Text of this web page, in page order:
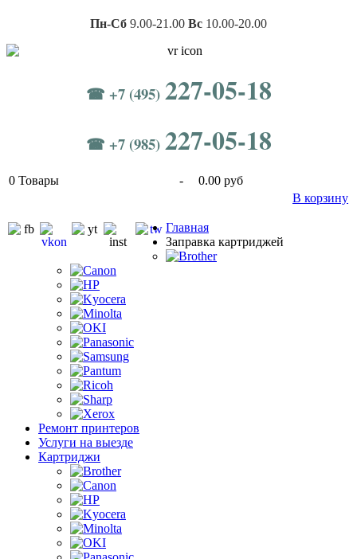
Пн-Сб 9.00-21.00 Вс 10.00-20.00
☎ +7 (495) 227-05-18
☎ +7 (985) 227-05-18
0 Товары -
0.00 руб
В корзину
Главная
Заправка картриджей
Ремонт принтеров
Услуги на выезде
Картриджи